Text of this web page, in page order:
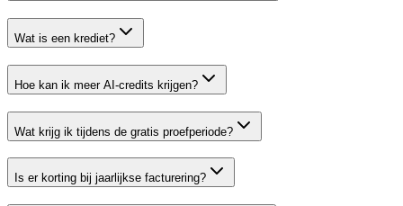
Wat is een krediet?
Hoe kan ik meer AI-credits krijgen?
Wat krijg ik tijdens de gratis proefperiode?
Is er korting bij jaarlijkse facturering?